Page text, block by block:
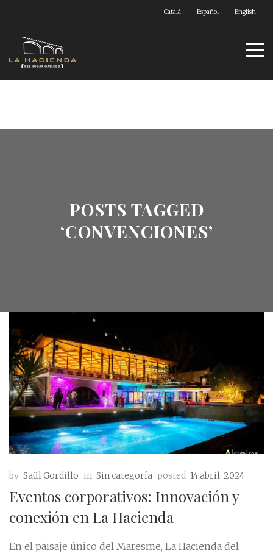
Català Español English
POSTS TAGGED
‘CONVENCIONES’
by Saül Gordillo in Sin categoría posted 14 abril, 2024
Eventos corporativos: Innovación y
conexión en La Hacienda
En el paisaje único del Maresme, La Hacienda del